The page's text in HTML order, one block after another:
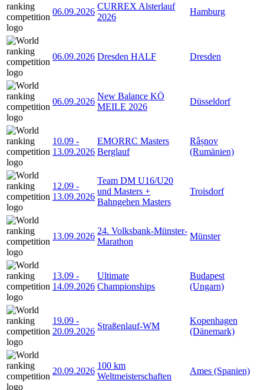
06.09.2026
CURREX Alsterlauf
2026
Hamburg
06.09.2026 Dresden HALF Dresden
06.09.2026
New Balance KÖ
MEILE 2026
Düsseldorf
10.09 -
13.09.2026
EMORRC Masters
Berglauf
Râșnov
(Rumänien)
12.09 -
13.09.2026
Team DM U16/U20
und Masters +
Bahngehen Masters
Troisdorf
13.09.2026
24. Volksbank-Münster-
Marathon
Münster
13.09 -
14.09.2026
Ultimate
Championships
Budapest
(Ungarn)
19.09 -
20.09.2026
Straßenlauf-WM
Kopenhagen
(Dänemark)
20.09.2026
100 km
Weltmeisterschaften
Ames (Spanien)